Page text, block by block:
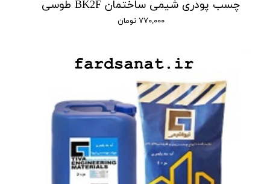
چسب پودری شیمی ساختمان BK2F طوسی
۷۷۰,۰۰۰ تومان